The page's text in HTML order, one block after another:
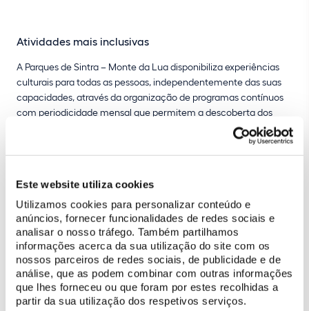
Este website utiliza cookies
Utilizamos cookies para personalizar conteúdo e
anúncios, fornecer funcionalidades de redes sociais e
analisar o nosso tráfego. Também partilhamos
informações acerca da sua utilização do site com os
nossos parceiros de redes sociais, de publicidade e de
análise, que as podem combinar com outras informações
que lhes forneceu ou que foram por estes recolhidas a
partir da sua utilização dos respetivos serviços.
Atividades mais inclusivas
A Parques de Sintra – Monte da Lua disponibiliza experiências
culturais para todas as pessoas, independentemente das suas
capacidades, através da organização de programas contínuos
com periodicidade mensal que permitem a descoberta dos
algumas tipologias de visitas foram adaptadas para responder à
especiais. Estas tipologias de visita, adaptadas às características
de vários públicos-alvo ainda que abertas a todos os
interessados, têm por objetivo despertar atitudes relacionais
com a cultura. A Parques de Sintra disponibiliza uma agenda
cultural mensal com atividades no Parque de Monserrate que
permitem a compreensão dos valores culturais e botânicos
através das sensações, ou com interpretação em Língua